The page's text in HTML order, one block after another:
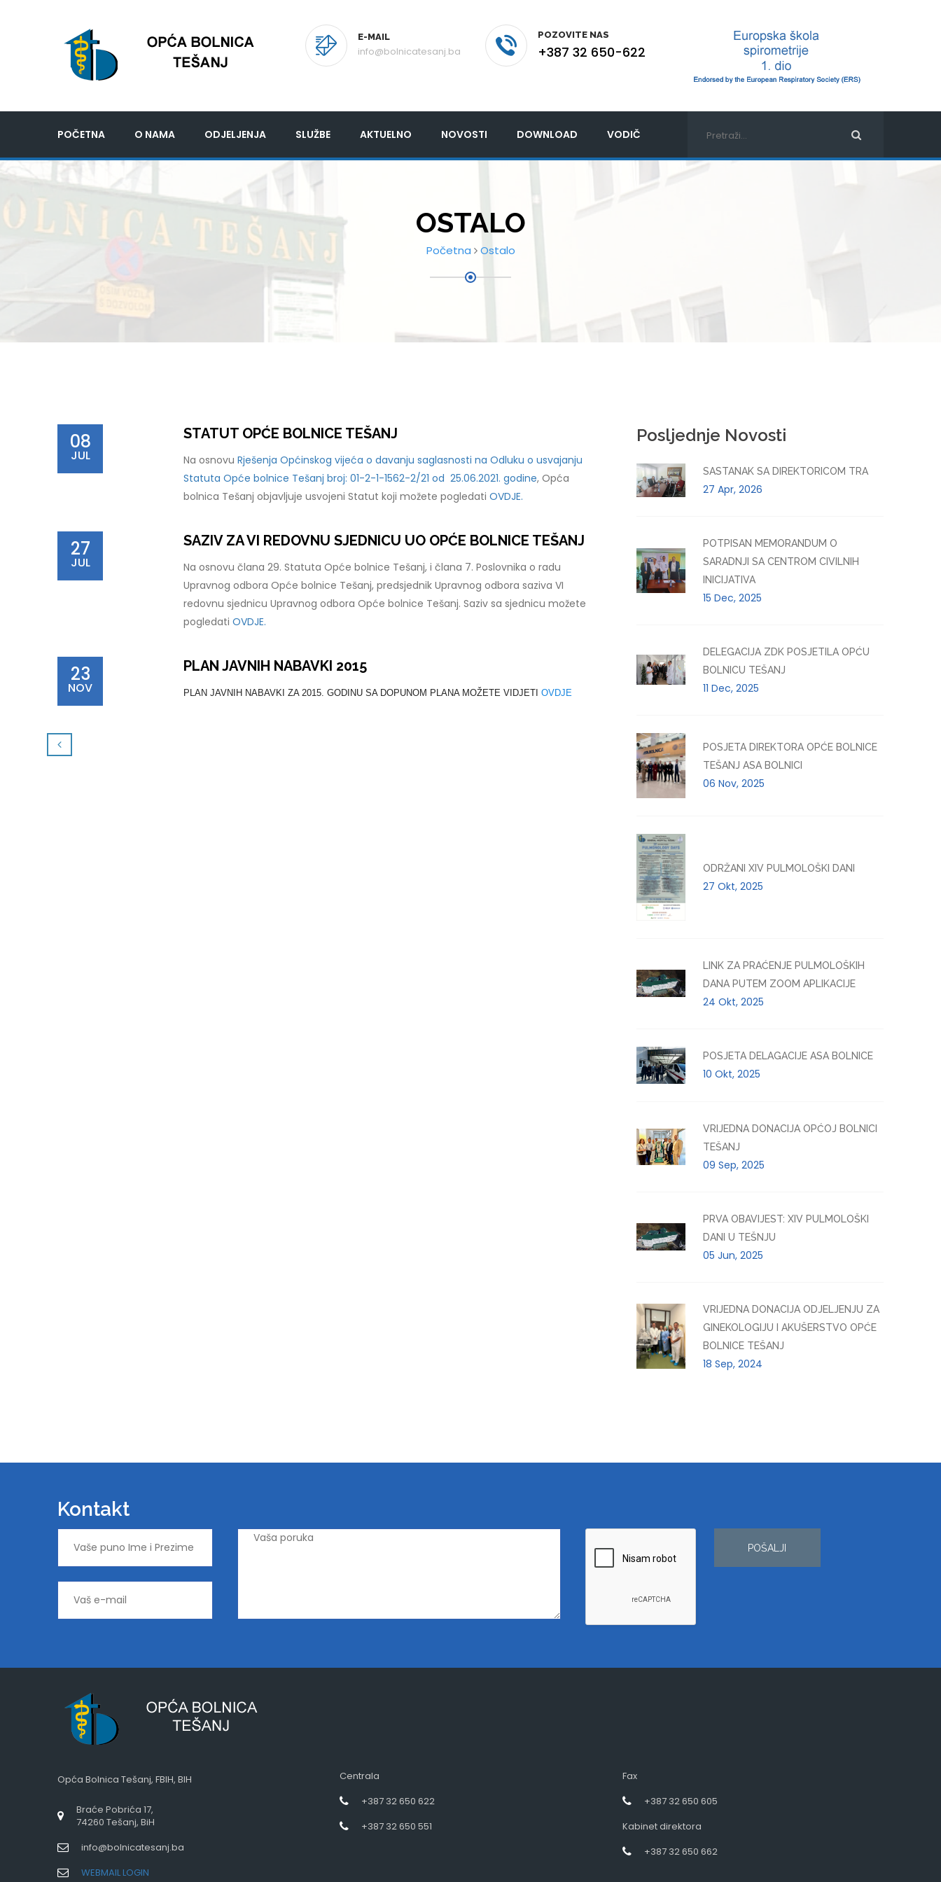
E-MAIL
info@bolnicatesanj.ba
POZOVITE NAS
+387 32 650-622
POČETNA O NAMA ODJELJENJA SLUŽBE AKTUELNO NOVOSTI DOWNLOAD VODIČ
OSTALO
Početna Ostalo
08
JUL
STATUT OPĆE BOLNICE TEŠANJ
Na osnovu Rješenja Općinskog vijeća o davanju saglasnosti na Odluku o usvajanju
Statuta Opće bolnice Tešanj broj: 01-2-1-1562-2/21 od 25.06.2021. godine, Opća
bolnica Tešanj objavljuje usvojeni Statut koji možete pogledati OVDJE.
27
JUL
SAZIV ZA VI REDOVNU SJEDNICU UO OPĆE BOLNICE TEŠANJ
Na osnovu člana 29. Statuta Opće bolnice Tešanj, i člana 7. Poslovnika o radu
Upravnog odbora Opće bolnice Tešanj, predsjednik Upravnog odbora saziva VI
redovnu sjednicu Upravnog odbora Opće bolnice Tešanj. Saziv sa sjednicu možete
pogledati OVDJE.
23
NOV
PLAN JAVNIH NABAVKI 2015
PLAN JAVNIH NABAVKI ZA 2015. GODINU SA DOPUNOM PLANA MOŽETE VIDJETI OVDJE
Posljednje Novosti
SASTANAK SA DIREKTORICOM TRA
27 Apr, 2026
POTPISAN MEMORANDUM O
SARADNJI SA CENTROM CIVILNIH
INICIJATIVA
15 Dec, 2025
DELEGACIJA ZDK POSJETILA OPĆU
BOLNICU TEŠANJ
11 Dec, 2025
POSJETA DIREKTORA OPĆE BOLNICE
TEŠANJ ASA BOLNICI
06 Nov, 2025
ODRŽANI XIV PULMOLOŠKI DANI
27 Okt, 2025
LINK ZA PRAĆENJE PULMOLOŠKIH
DANA PUTEM ZOOM APLIKACIJE
24 Okt, 2025
POSJETA DELAGACIJE ASA BOLNICE
10 Okt, 2025
VRIJEDNA DONACIJA OPĆOJ BOLNICI
TEŠANJ
09 Sep, 2025
PRVA OBAVIJEST: XIV PULMOLOŠKI
DANI U TEŠNJU
05 Jun, 2025
VRIJEDNA DONACIJA ODJELJENJU ZA
GINEKOLOGIJU I AKUŠERSTVO OPĆE
BOLNICE TEŠANJ
18 Sep, 2024
Kontakt
POŠALJI
Opća Bolnica Tešanj, FBIH, BIH
Braće Pobrića 17,
74260 Tešanj, BiH
info@bolnicatesanj.ba
WEBMAIL LOGIN
Centrala
+387 32 650 622
+387 32 650 551
Fax
+387 32 650 605
Kabinet direktora
+387 32 650 662